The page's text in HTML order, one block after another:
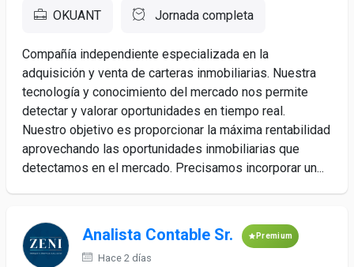
OKUANT Jornada completa
Compañía independiente especializada en la
adquisición y venta de carteras inmobiliarias. Nuestra
tecnología y conocimiento del mercado nos permite
detectar y valorar oportunidades en tiempo real.
Nuestro objetivo es proporcionar la máxima rentabilidad
aprovechando las oportunidades inmobiliarias que
detectamos en el mercado. Precisamos incorporar un...
Analista Contable Sr. Premium
Hace 2 días